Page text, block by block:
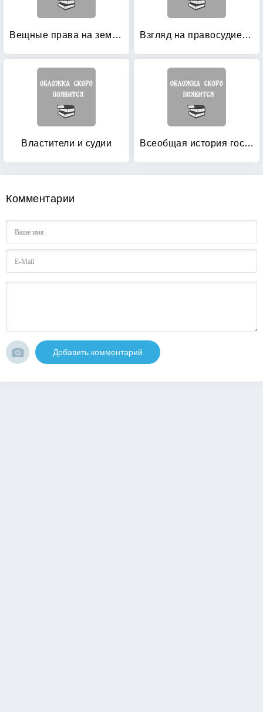
Вещные права на землю в избранных фрагментах из Дигест Юстиниана Взгляд на правосудие изнутри: Прокурорские хроники
Властители и судии Всеобщая история государства и права
Комментарии